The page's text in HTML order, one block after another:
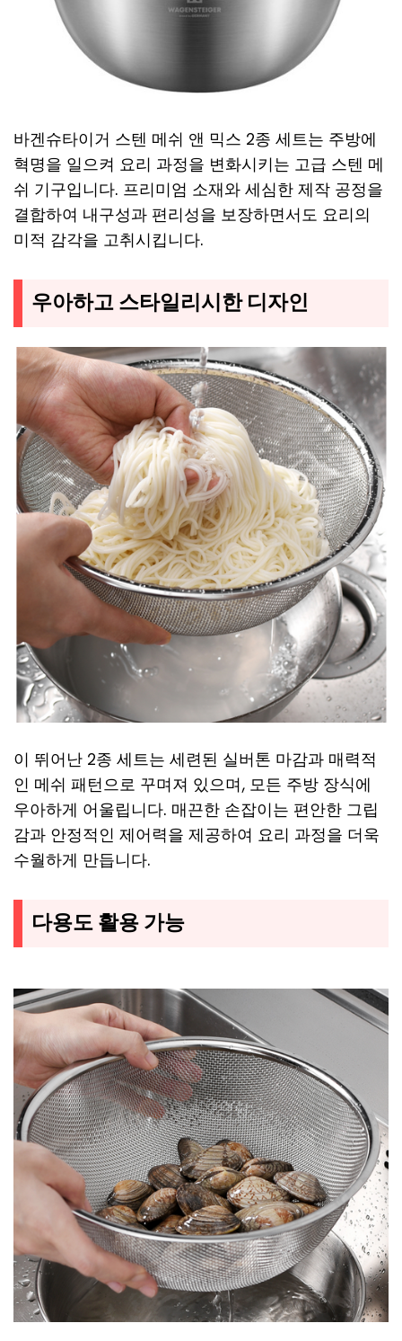
바겐슈타이거 스텐 메쉬 앤 믹스 2종 세트는 주방에
혁명을 일으켜 요리 과정을 변화시키는 고급 스텐 메
쉬 기구입니다. 프리미엄 소재와 세심한 제작 공정을
결합하여 내구성과 편리성을 보장하면서도 요리의
미적 감각을 고취시킵니다.
우아하고 스타일리시한 디자인
이 뛰어난 2종 세트는 세련된 실버톤 마감과 매력적
인 메쉬 패턴으로 꾸며져 있으며, 모든 주방 장식에
우아하게 어울립니다. 매끈한 손잡이는 편안한 그립
감과 안정적인 제어력을 제공하여 요리 과정을 더욱
수월하게 만듭니다.
다용도 활용 가능